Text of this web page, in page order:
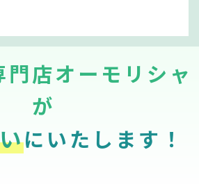
店オーモリシャ
が
にいたします！